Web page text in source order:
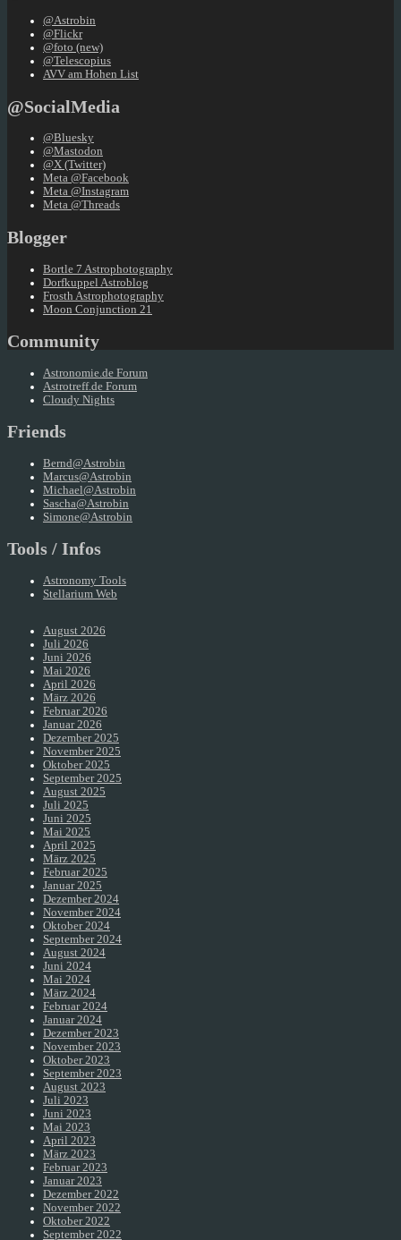
@Astrobin
@Flickr
@foto (new)
@Telescopius
AVV am Hohen List
@SocialMedia
@Bluesky
@Mastodon
@X (Twitter)
Meta @Facebook
Meta @Instagram
Meta @Threads
Blogger
Bortle 7 Astrophotography
Dorfkuppel Astroblog
Frosth Astrophotography
Moon Conjunction 21
Community
Astronomie.de Forum
Astrotreff.de Forum
Cloudy Nights
Friends
Bernd@Astrobin
Marcus@Astrobin
Michael@Astrobin
Sascha@Astrobin
Simone@Astrobin
Tools / Infos
Astronomy Tools
Stellarium Web
August 2026
Juli 2026
Juni 2026
Mai 2026
April 2026
März 2026
Februar 2026
Januar 2026
Dezember 2025
November 2025
Oktober 2025
September 2025
August 2025
Juli 2025
Juni 2025
Mai 2025
April 2025
März 2025
Februar 2025
Januar 2025
Dezember 2024
November 2024
Oktober 2024
September 2024
August 2024
Juni 2024
Mai 2024
März 2024
Februar 2024
Januar 2024
Dezember 2023
November 2023
Oktober 2023
September 2023
August 2023
Juli 2023
Juni 2023
Mai 2023
April 2023
März 2023
Februar 2023
Januar 2023
Dezember 2022
November 2022
Oktober 2022
September 2022